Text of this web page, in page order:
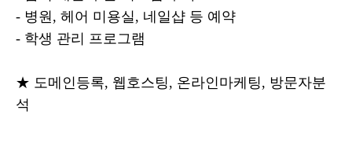
- 병원, 헤어 미용실, 네일샵 등 예약
- 학생 관리 프로그램
★ 도메인등록, 웹호스팅, 온라인마케팅, 방문자분
석